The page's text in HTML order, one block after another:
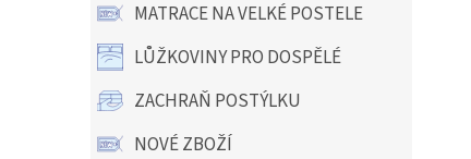
MATRACE NA VELKÉ POSTELE
LŮŽKOVINY PRO DOSPĚLÉ
ZACHRAŇ POSTÝLKU
NOVÉ ZBOŽÍ